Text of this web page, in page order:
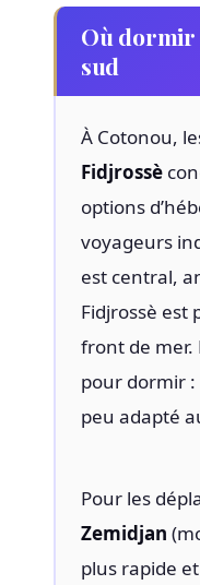
Où dormir
sud
À Cotonou,
Fidjrossè
options
voyageurs
est central,
Fidjrossè est
front de mer.
pour dormir
peu adapté
Pour les
Zemidjan
plus rapide